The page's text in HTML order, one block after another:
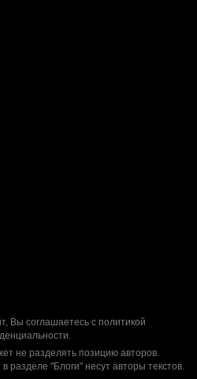
Вы соглашаетесь с политикой
.
не разделять позицию авторов.
разделе "Блоги" несут авторы текстов.